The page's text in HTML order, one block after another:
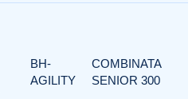
BH-
AGILITY
COMBINATA
SENIOR 300